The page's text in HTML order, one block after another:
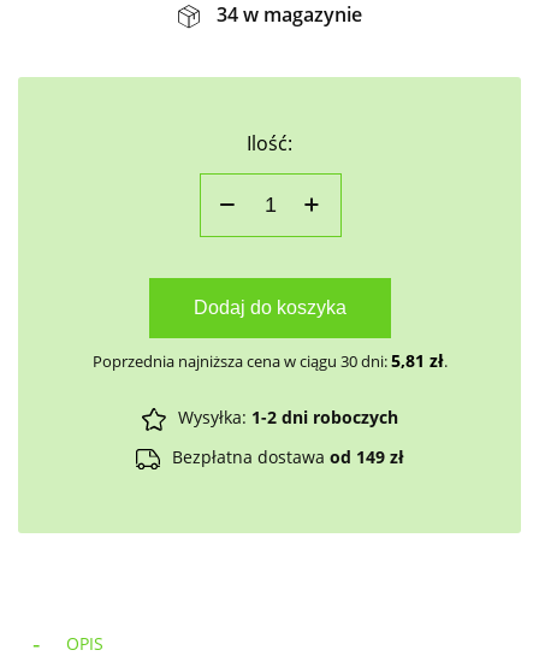
34 w magazynie
Ilość:
Dodaj do koszyka
Poprzednia najniższa cena w ciągu 30 dni:5,81 zł.
Wysyłka: 1-2 dni roboczych
Bezpłatna dostawa od 149 zł
OPIS